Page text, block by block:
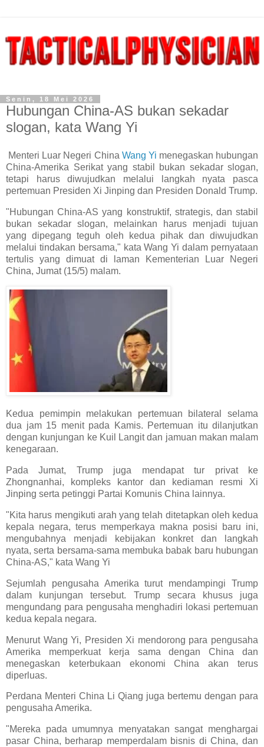
Senin, 18 Mei 2026
Hubungan China-AS bukan sekadar
slogan, kata Wang Yi
Menteri Luar Negeri China Wang Yi menegaskan hubungan
China-Amerika Serikat yang stabil bukan sekadar slogan,
tetapi harus diwujudkan melalui langkah nyata pasca
pertemuan Presiden Xi Jinping dan Presiden Donald Trump.
"Hubungan China-AS yang konstruktif, strategis, dan stabil
bukan sekadar slogan, melainkan harus menjadi tujuan
yang dipegang teguh oleh kedua pihak dan diwujudkan
melalui tindakan bersama," kata Wang Yi dalam pernyataan
tertulis yang dimuat di laman Kementerian Luar Negeri
China, Jumat (15/5) malam.
Kedua pemimpin melakukan pertemuan bilateral selama
dua jam 15 menit pada Kamis. Pertemuan itu dilanjutkan
dengan kunjungan ke Kuil Langit dan jamuan makan malam
kenegaraan.
Pada Jumat, Trump juga mendapat tur privat ke
Zhongnanhai, kompleks kantor dan kediaman resmi Xi
Jinping serta petinggi Partai Komunis China lainnya.
"Kita harus mengikuti arah yang telah ditetapkan oleh kedua
kepala negara, terus memperkaya makna posisi baru ini,
mengubahnya menjadi kebijakan konkret dan langkah
nyata, serta bersama-sama membuka babak baru hubungan
China-AS," kata Wang Yi
Sejumlah pengusaha Amerika turut mendampingi Trump
dalam kunjungan tersebut. Trump secara khusus juga
mengundang para pengusaha menghadiri lokasi pertemuan
kedua kepala negara.
Menurut Wang Yi, Presiden Xi mendorong para pengusaha
Amerika memperkuat kerja sama dengan China dan
menegaskan keterbukaan ekonomi China akan terus
diperluas.
Perdana Menteri China Li Qiang juga bertemu dengan para
pengusaha Amerika.
"Mereka pada umumnya menyatakan sangat menghargai
pasar China, berharap memperdalam bisnis di China, dan